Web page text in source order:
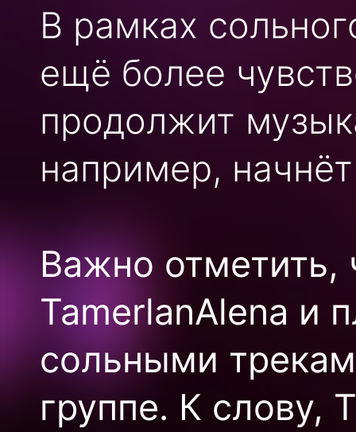
В рамках
ещё более
продолжит
например,
Важно отметить,
TamerlanAlena и
сольными
группе. К слову,